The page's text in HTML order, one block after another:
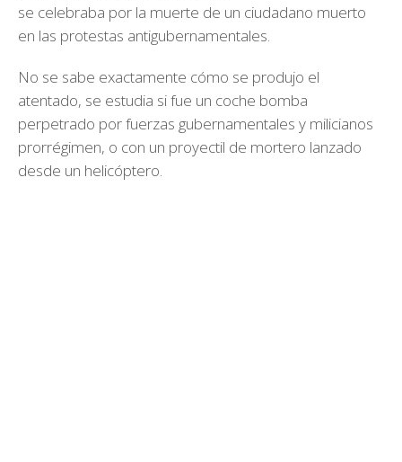
se celebraba por la muerte de un ciudadano muerto
en las protestas antigubernamentales.
No se sabe exactamente cómo se produjo el
atentado, se estudia si fue un coche bomba
perpetrado por fuerzas gubernamentales y milicianos
prorrégimen, o con un proyectil de mortero lanzado
desde un helicóptero.